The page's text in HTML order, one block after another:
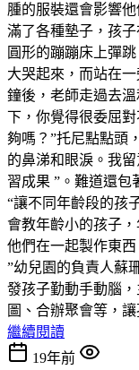
腫的服裝還會影響
滿了各種墊子，孩
圓形的蹦蹦床上彈
大哭起來，而站在
鐘後，老師走過去
下，你覺得很委屈
夠嗎？”托尼點點頭
的鼻涕和眼淚。我
習成果 ”。難道還包
“讓不同年齡段的孩
會教年齡小的孩子
他們在一起製作東
”幼兒園的負責人蘇
發孩子勤動手動腦
圖、合辦聚會等，
繼續閱讀
19年前